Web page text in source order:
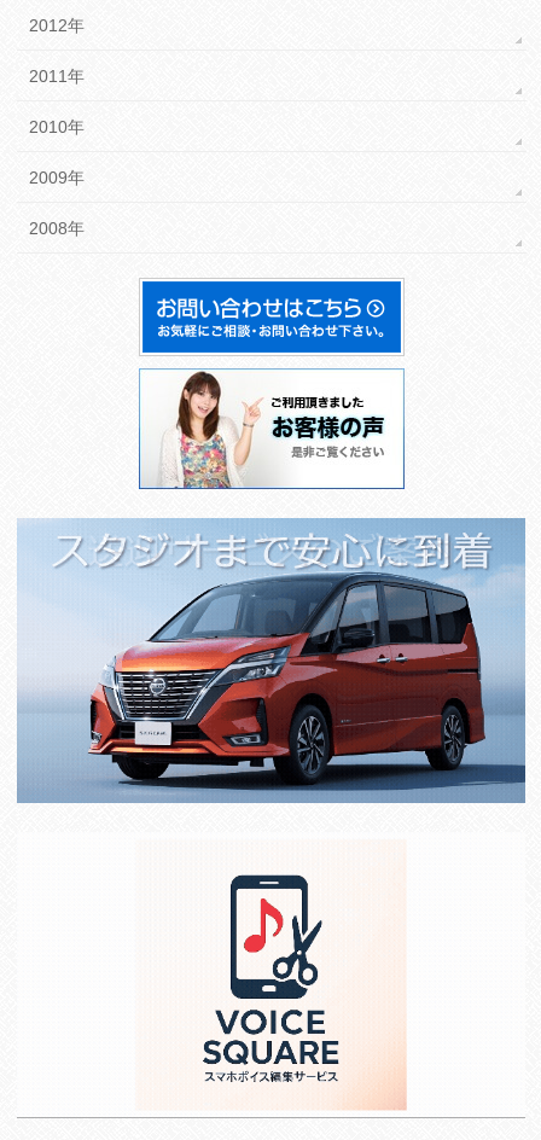
2012年
2011年
2010年
2009年
2008年